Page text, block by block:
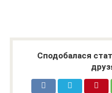
Сподобалася